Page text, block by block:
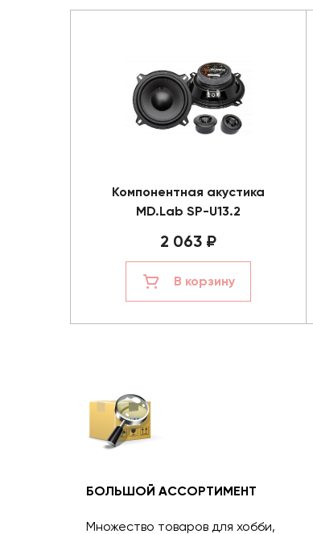
Компонентная акустика
MD.Lab SP-U13.2
2 063 ₽
В корзину
БОЛЬШОЙ АССОРТИМЕНТ
Множество товаров для хобби,